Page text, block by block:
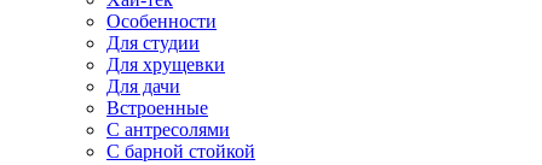
Особенности
Для студии
Для хрущевки
Для дачи
Встроенные
С антресолями
С барной стойкой